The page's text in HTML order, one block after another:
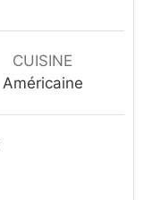
CUISINE
Américaine